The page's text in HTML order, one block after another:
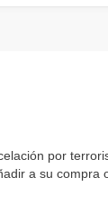
por
a su compra